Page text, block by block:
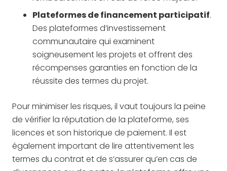
Plateformes de financement participatif.
Des plateformes d’investissement
communautaire qui examinent
soigneusement les projets et offrent des
récompenses garanties en fonction de la
réussite des termes du projet.
Pour minimiser les risques, il vaut toujours la peine
de vérifier la réputation de la plateforme, ses
licences et son historique de paiement. Il est
également important de lire attentivement les
termes du contrat et de s’assurer qu’en cas de